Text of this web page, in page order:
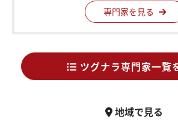
専門家を見る
ツグナラ専門家一覧
地域で見る